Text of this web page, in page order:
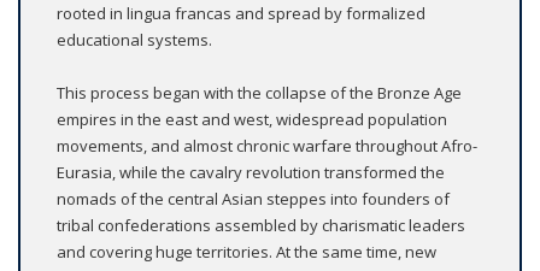
rooted in lingua francas and spread by formalized
educational systems.
This process began with the collapse of the Bronze Age
empires in the east and west, widespread population
movements, and almost chronic warfare throughout Afro-
Eurasia, while the cavalry revolution transformed the
nomads of the central Asian steppes into founders of
tribal confederations assembled by charismatic leaders
and covering huge territories. At the same time, new